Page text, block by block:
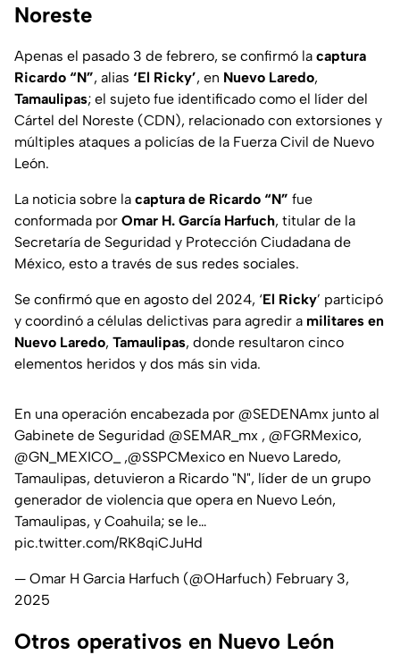
Noreste
Apenas el pasado 3 de febrero, se confirmó la captura
Ricardo “N”, alias ‘El Ricky’, en Nuevo Laredo,
Tamaulipas; el sujeto fue identificado como el líder del
Cártel del Noreste (CDN), relacionado con extorsiones y
múltiples ataques a policías de la Fuerza Civil de Nuevo
León.
La noticia sobre la captura de Ricardo “N” fue
conformada por Omar H. García Harfuch, titular de la
Secretaría de Seguridad y Protección Ciudadana de
México, esto a través de sus redes sociales.
Se confirmó que en agosto del 2024, ‘El Ricky’ participó
y coordinó a células delictivas para agredir a militares en
Nuevo Laredo, Tamaulipas, donde resultaron cinco
elementos heridos y dos más sin vida.
En una operación encabezada por @SEDENAmx junto al
Gabinete de Seguridad @SEMAR_mx , @FGRMexico,
@GN_MEXICO_
,@SSPCMexico en Nuevo Laredo,
Tamaulipas, detuvieron a Ricardo "N", líder de un grupo
generador de violencia que opera en Nuevo León,
Tamaulipas, y Coahuila; se le…
pic.twitter.com/RK8qiCJuHd
— Omar H Garcia Harfuch (@OHarfuch) February 3,
2025
Otros operativos en Nuevo León